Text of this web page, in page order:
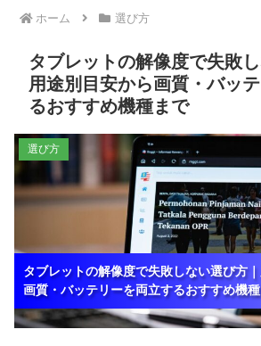
ホーム 選び方
タブレットの解像度で失敗し
用途別目安から画質・バッ
るおすすめ機種まで
タブレットの解像度で失敗しない選び方
画質・バッテリーを両立するおすすめ機
タブレットの解像度で失敗しない選び方
画質・バッテリーを両立するおすすめ機
タブレットの解像度で失敗しない選び方
画質・バッテリーを両立するおすすめ機
選び方